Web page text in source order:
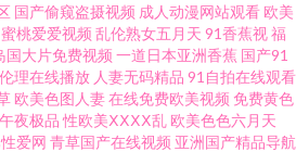
频观看 91大片免费看 超碰成人网 婷婷伊人一
在线观看 91唐先生探花视频 久久嫩草精品视
碰爱搞 久久熟女国产精品 五月婷婷色网 91网
国产偷窥盗摄视频 成人动漫网站观看 欧美
蜜桃爱爱视频 乱伦熟女五月天 91香蕉视福
国大片免费视频 一道日本亚洲香蕉 国产91
伦理在线播放 人妻无码精品 91自拍在线观看
欧美色图人妻在线免费欧美视频 免费黄色
夜极品 性欧美ⅩⅩⅩⅩ乱 欧美色色六月天
爱网 青草国产在线视频 亚洲国产精品导航